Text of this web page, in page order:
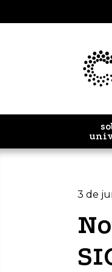
3 de